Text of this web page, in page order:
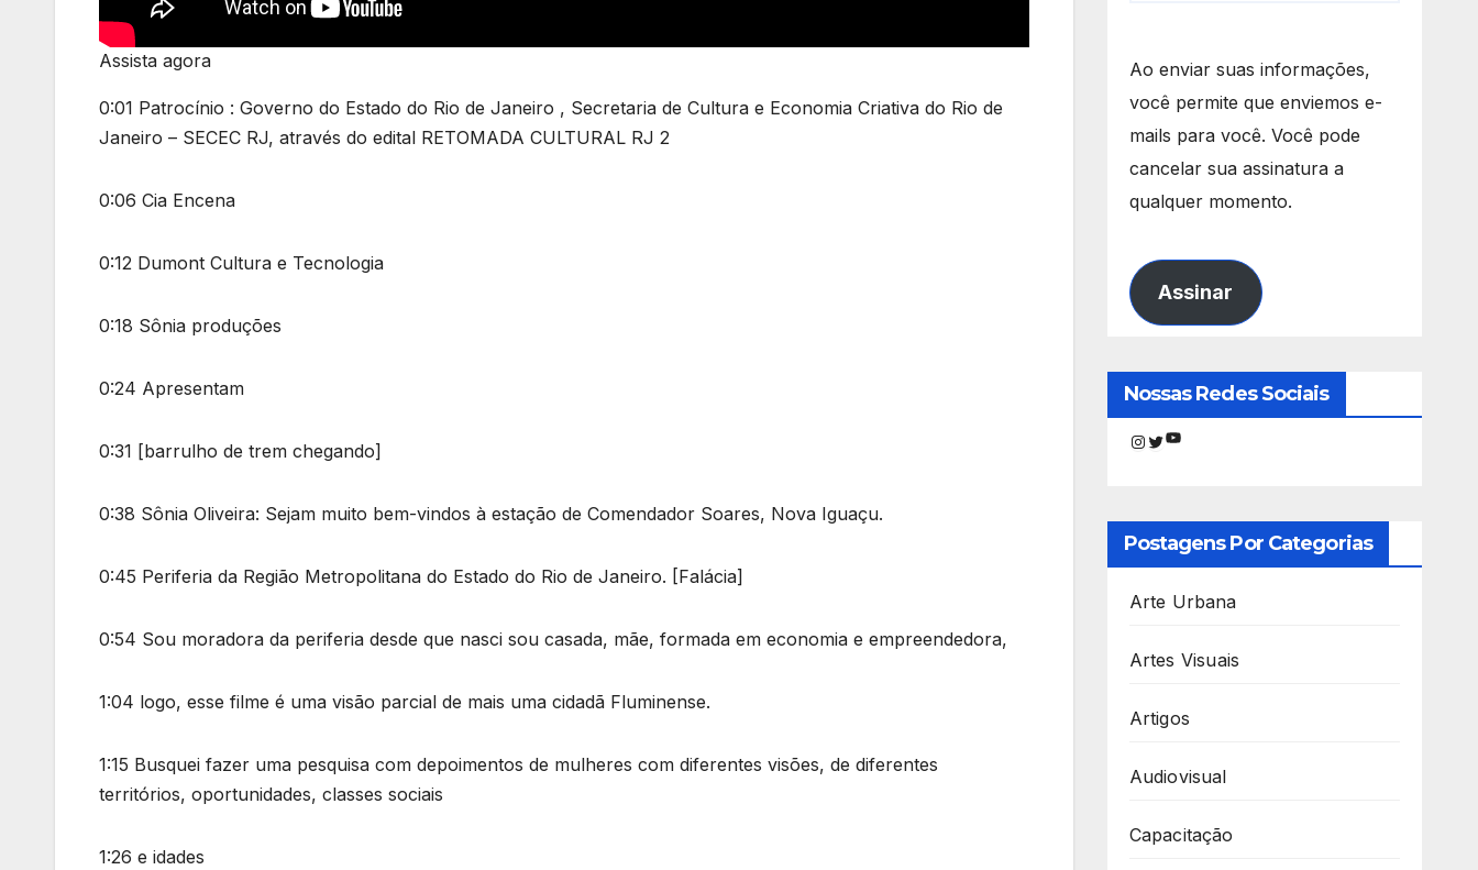
Assista agora
0:01 Patrocínio : Governo do Estado do Rio de Janeiro , Secretaria de Cultura e Economia Criativa do Rio de
Janeiro – SECEC RJ, através do edital RETOMADA CULTURAL RJ 2
0:06 Cia Encena
0:12 Dumont Cultura e Tecnologia
0:18 Sônia produções
0:24 Apresentam
0:31 [barrulho de trem chegando]
0:38 Sônia Oliveira: Sejam muito bem-vindos à estação de Comendador Soares, Nova Iguaçu.
0:45 Periferia da Região Metropolitana do Estado do Rio de Janeiro. [Falácia]
0:54 Sou moradora da periferia desde que nasci sou casada, mãe, formada em economia e empreendedora,
1:04 logo, esse filme é uma visão parcial de mais uma cidadã Fluminense.
1:15 Busquei fazer uma pesquisa com depoimentos de mulheres com diferentes visões, de diferentes
territórios, oportunidades, classes sociais
1:26 e idades
Ao enviar suas informações,
você permite que enviemos e-
mails para você. Você pode
cancelar sua assinatura a
qualquer momento.
Assinar
Nossas Redes Sociais
Instagram
Twitter
Youtube
Postagens Por Categorias
Arte Urbana
Artes Visuais
Artigos
Audiovisual
Capacitação